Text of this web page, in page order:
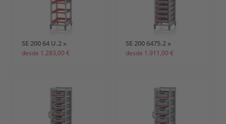
SE 200 64 U.2 »
desde 1.283,00 €
SE 200 6475.2 »
desde 1.911,00 €